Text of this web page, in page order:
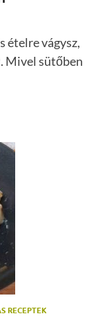
ételre vágysz,
Mivel sütőben
RECEPTEK